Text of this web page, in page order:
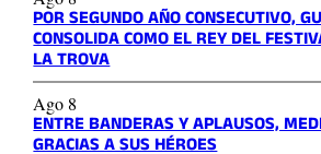
POR SEGUNDO AÑO CONSECUTIVO,
CONSOLIDA COMO EL REY DEL
LA TROVA
Ago 8
ENTRE BANDERAS Y APLAUSOS,
GRACIAS A SUS HÉROES